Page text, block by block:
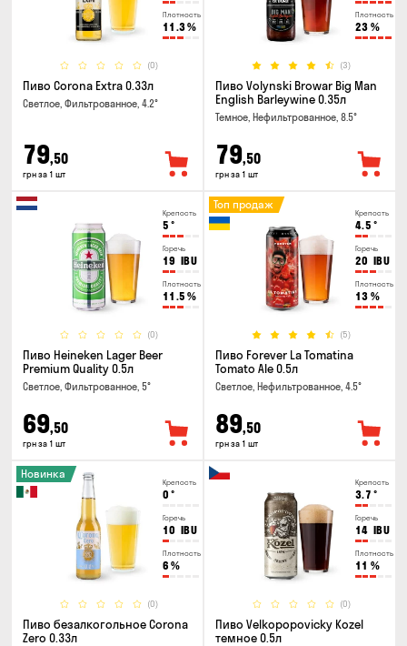
Плотность
11.3%
(0)
Пиво Corona Extra 0.33л
Светлое, Фильтрованное, 4.2°
79,50
грн за 1 шт
Плотность
23 %
(3)
Пиво Volynski Browar Big Man
English Barleywine 0.35л
Темное, Нефильтрованное, 8.5°
79,50
грн за 1 шт
Крепость
5 °
Горечь
19 IBU
Плотность
11.5 %
(0)
Пиво Heineken Lager Beer
Premium Quality 0.5л
Светлое, Фильтрованное, 5°
69,50
грн за 1 шт
Крепость
4.5 °
Горечь
20 IBU
Плотность
13 %
(5)
Топ продаж
Пиво Forever La Tomatina
Tomato Ale 0.5л
Светлое, Нефильтрованное, 4.5°
89,50
грн за 1 шт
Крепость
0 °
Горечь
10 IBU
Плотность
6 %
(0)
Новинка
Пиво безалкогольное Corona
Zero 0.33л
Крепость
3.7 °
Горечь
14 IBU
Плотность
11 %
(0)
Пиво Velkopopovicky Kozel
темное 0.5л